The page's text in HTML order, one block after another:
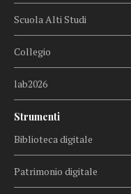
Scuola Alti Studi
Collegio
lab2026
Strumenti
Biblioteca digitale
Patrimonio digitale